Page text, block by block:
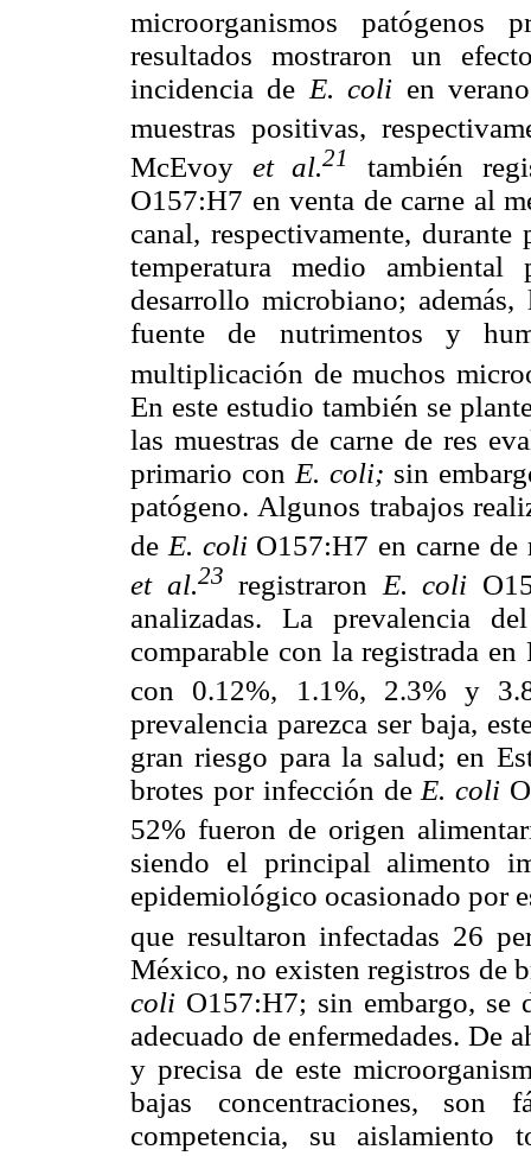
microorganismos patógenos
resultados mostraron un
incidencia de E. coli en
muestras positivas,
McEvoy et al.21
también
O157:H7 en venta de carne al
canal, respectivamente,
temperatura medio
desarrollo microbiano;
fuente de nutrimentos y
multiplicación de muchos
En este estudio también se
las muestras de carne de res
primario con E. coli; sin
patógeno. Algunos trabajos
de E. coliO157:H7 en carne de
et al.23 registraron E. coli
analizadas. La prevalencia
comparable con la registrada
con 0.12%, 1.1%, 2.3% y
prevalencia parezca ser baja,
gran riesgo para la salud; en
brotes por infección de E. coli
52% fueron de origen
siendo el principal alimento
epidemiológico ocasionado por
que resultaron infectadas 26
México, no existen registros de
coli O157:H7; sin embargo, se
adecuado de enfermedades. De
y precisa de este
bajas concentraciones,
competencia, su